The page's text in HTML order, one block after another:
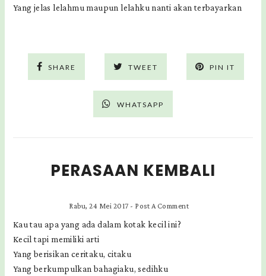
Yang jelas lelahmu maupun lelahku nanti akan terbayarkan
SHARE TWEET PIN IT
WHATSAPP
PERASAAN KEMBALI
Rabu, 24 Mei 2017 - Post A Comment
Kau tau apa yang ada dalam kotak kecil ini?
Kecil tapi memiliki arti
Yang berisikan ceritaku, citaku
Yang berkumpulkan bahagiaku, sedihku